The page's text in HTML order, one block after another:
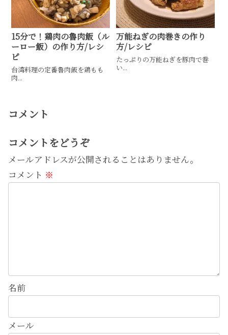
15分で！鶏肉の魯肉飯（ル
ーロー飯）の作り方/レシ
ピ
台湾料理の定番魯肉飯を鶏もも
肉...
万能ねぎの肉巻きの作り
方/レシピ
たっぷりの万能ねぎを豚肉で巻
い...
コメント
コメントをどうぞ
メールアドレスが公開されることはありません。
コメント ※
名前
メール